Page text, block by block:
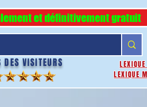
et définitivement gratuit
DES VISITEURS
LEXIQUE